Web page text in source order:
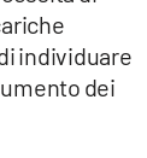
individuare
dei